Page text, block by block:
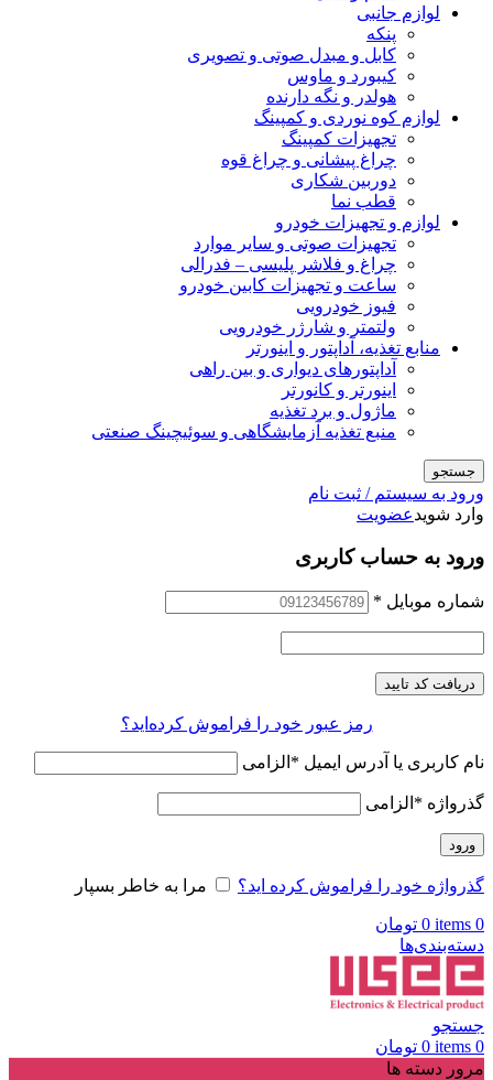
لوازم جانبی
پنکه
کابل و مبدل صوتی و تصویری
کیبورد و ماوس
هولدر و نگه دارنده
لوازم کوه نوردی و کمپینگ
تجهیزات کمپینگ
چراغ پیشانی و چراغ قوه
دوربین شکاری
قطب نما
لوازم و تجهیزات خودرو
تجهیزات صوتی و سایر موارد
چراغ و فلاشر پلیسی – فدرالی
ساعت و تجهیزات کابین خودرو
فیوز خودرویی
ولتمتر و شارژر خودرویی
منابع تغذیه، آداپتور و اینورتر
آداپتورهای دیواری و بین راهی
اینورتر و کانورتر
ماژول و برد تغذیه
منبع تغذیه آزمایشگاهی و سوئیچینگ صنعتی
جستجو
ورود به سیستم / ثبت نام
وارد شویدعضویت
ورود به حساب کاربری
شماره موبایل *
دریافت کد تایید
رمز عبور خود را فراموش کرده‌اید؟
نام کاربری یا آدرس ایمیل * الزامی
گذرواژه * الزامی
ورود
گذرواژه خود را فراموش کرده اید؟ مرا به خاطر بسپار
0
items
0 تومان
دسته‌بندی‌ها
جستجو
0
items
0 تومان
مرور دسته ها